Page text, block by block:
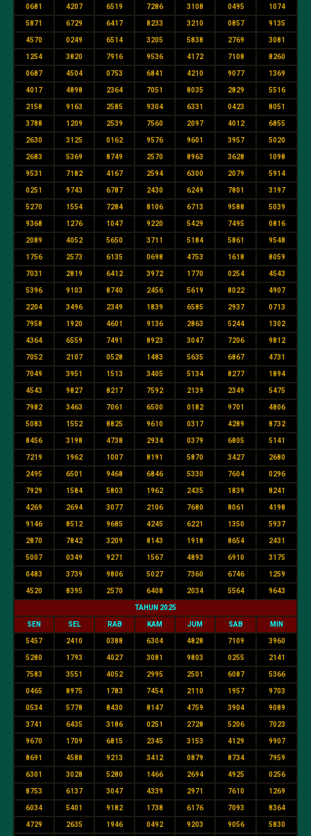
0681 4207 6519 7286 3108 0495 1074
5871 6729 6417 8233 3210 0857 9135
4570 0249 6514 3205 5838 2769 3081
1254 3820 7916 9536 4172 7108 8260
0687 4504 0753 6841 4210 9077 1369
4017 4898 2364 7051 8035 2829 5516
2158 9163 2585 9304 6331 0423 8051
3788 1209 2539 7560 2097 4012 6855
2630 3125 0162 9576 9601 3957 5020
2683 5369 8749 2570 8963 3628 1098
9531 7182 4167 2594 6300 2079 5914
0251 9743 6787 2430 6249 7801 3197
5270 1554 7284 8106 6713 9588 5039
9368 1276 1047 9220 5429 7495 0816
2089 4052 5650 3711 5184 5861 9548
1756 2573 6135 0698 4753 1618 8059
7031 2819 6412 3972 1770 0254 4543
5396 9103 8740 2456 5619 8022 4907
2204 3496 2349 1839 6585 2937 0713
7958 1920 4601 9136 2863 5244 1302
4364 6559 7491 8923 3047 7206 9812
7052 2107 0528 1483 5635 6867 4731
7049 3951 1513 3405 5134 8277 1894
4543 9827 8217 7592 2139 2349 5475
7982 3463 7061 6500 0182 9701 4806
5083 1552 8825 9610 0317 4289 8732
8456 3198 4738 2934 0379 6805 5141
7219 1962 1007 8191 5870 3427 2680
2495 6501 9468 6846 5330 7604 0296
7929 1584 5803 1962 2435 1839 8241
4269 2694 3077 2106 7680 8061 4198
9146 8512 9685 4245 6221 1350 5937
2870 7842 3209 8143 1918 8654 2431
5007 0349 9271 1567 4893 6910 3175
0483 3739 9806 5027 7360 6746 1259
4520 8395 2570 6408 2034 5564 9643
TAHUN 2025
SEN SEL RAB KAM JUM SAB MIN
5457 2410 0388 6304 4828 7109 3960
5280 1793 4027 3081 9803 0255 2141
7583 3551 4052 2995 2501 6087 5366
0465 8975 1783 7454 2110 1957 9703
0534 5778 8430 8147 4759 3904 9089
3741 6435 3186 0251 2728 5206 7023
9670 1709 6815 2345 3153 4129 9907
8691 4588 9213 3412 0879 8734 7959
6301 3028 5280 1466 2694 4925 0256
8753 6137 3047 4339 2971 7610 1269
6034 5401 9182 1738 6176 7093 8364
4729 2635 1946 0492 9203 9056 5830